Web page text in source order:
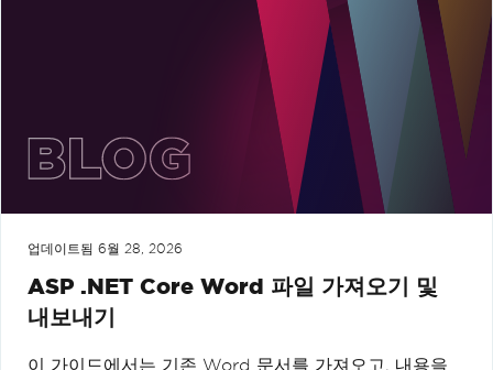
업데이트됨 6월 28, 2026
ASP .NET Core Word 파일 가져오기 및
내보내기
이 가이드에서는 기존 Word 문서를 가져오고, 내용을